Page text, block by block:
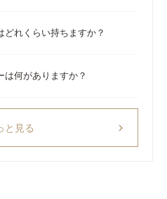
どれくらい持ちますか？
は何がありますか？
と見る chevron_right